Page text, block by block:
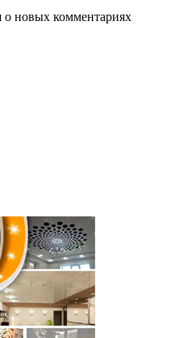
о новых комментариях